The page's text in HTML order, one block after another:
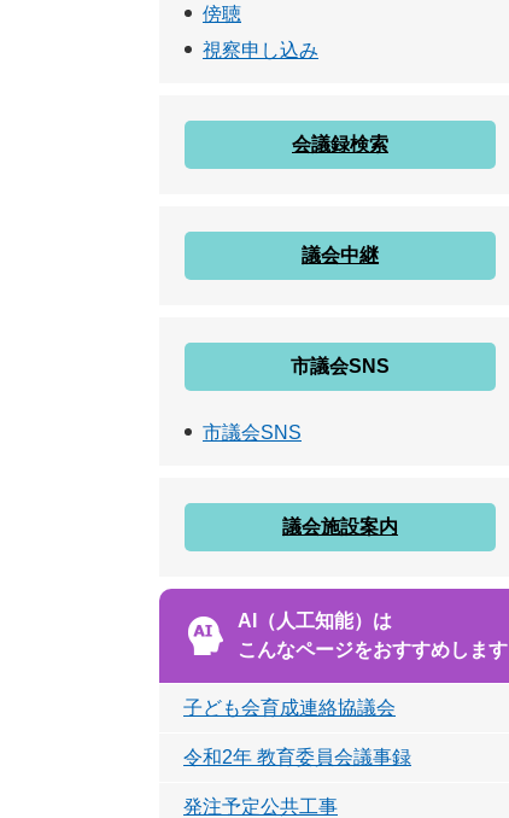
傍聴
視察申し込み
会議録検索
議会中継
市議会SNS
市議会SNS
議会施設案内
AI（人工知能）は
こんなページをおすすめします
子ども会育成連絡協議会
令和2年 教育委員会議事録
発注予定公共工事